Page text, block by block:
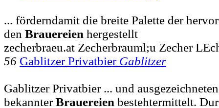
... förderndamit die breite Palette der
den Brauereien hergestellt
zecherbraeu.at Zecherbrauml;u Zecher
56 Gablitzer Privatbier Gablitzer
Gablitzer Privatbier ... und
bekannterBrauereien bestehtermittelt.